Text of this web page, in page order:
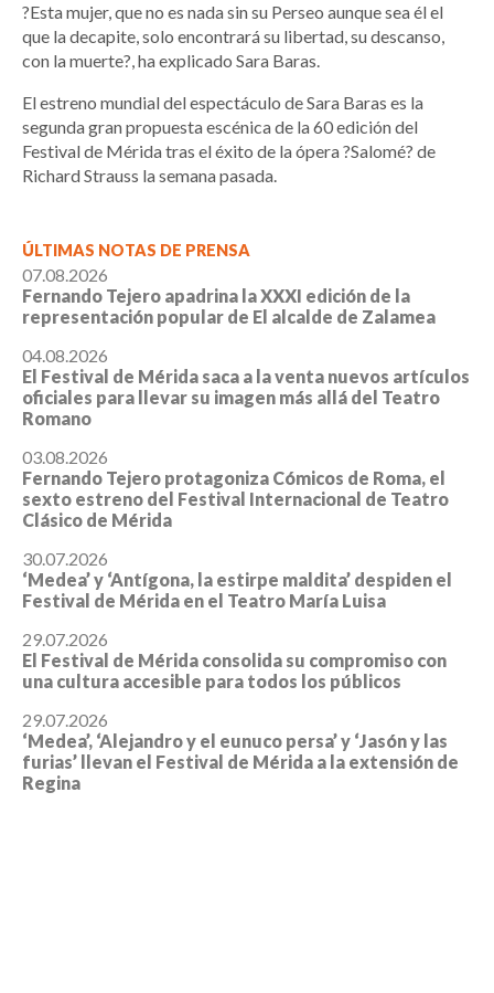
?Esta mujer, que no es nada sin su Perseo aunque sea él el
que la decapite, solo encontrará su libertad, su descanso,
con la muerte?, ha explicado Sara Baras.
El estreno mundial del espectáculo de Sara Baras es la
segunda gran propuesta escénica de la 60 edición del
Festival de Mérida tras el éxito de la ópera ?Salomé? de
Richard Strauss la semana pasada.
ÚLTIMAS NOTAS DE PRENSA
07.08.2026
Fernando Tejero apadrina la XXXI edición de la
representación popular de El alcalde de Zalamea
04.08.2026
El Festival de Mérida saca a la venta nuevos artículos
oficiales para llevar su imagen más allá del Teatro
Romano
03.08.2026
Fernando Tejero protagoniza Cómicos de Roma, el
sexto estreno del Festival Internacional de Teatro
Clásico de Mérida
30.07.2026
‘Medea’ y ‘Antígona, la estirpe maldita’ despiden el
Festival de Mérida en el Teatro María Luisa
29.07.2026
El Festival de Mérida consolida su compromiso con
una cultura accesible para todos los públicos
29.07.2026
‘Medea’, ‘Alejandro y el eunuco persa’ y ‘Jasón y las
furias’ llevan el Festival de Mérida a la extensión de
Regina